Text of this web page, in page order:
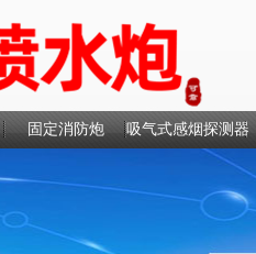
固定消防炮 吸气式感烟探测器